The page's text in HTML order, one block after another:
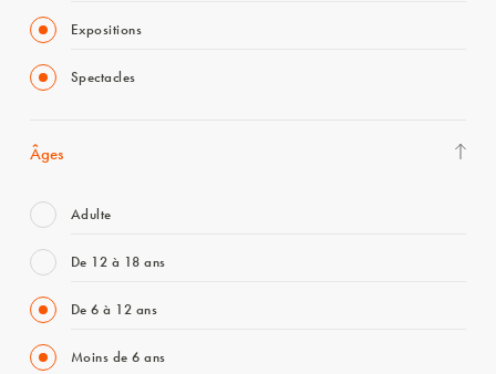
Expositions
Spectacles
Âges
Adulte
De 12 à 18 ans
De 6 à 12 ans
Moins de 6 ans